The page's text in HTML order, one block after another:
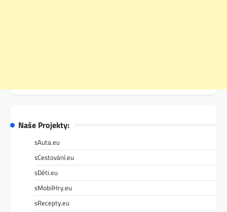
Naše Projekty:
sAuta.eu
sCestování.eu
sDěti.eu
sMobilHry.eu
sRecepty.eu